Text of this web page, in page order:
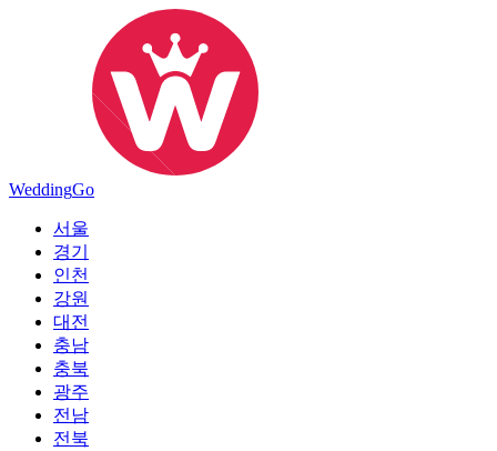
WeddingGo
서울
경기
인천
강원
대전
충남
충북
광주
전남
전북